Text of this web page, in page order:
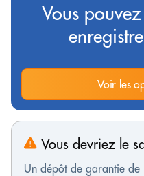
Vous
Voir les
Vous devriez le
Un dépôt de garantie